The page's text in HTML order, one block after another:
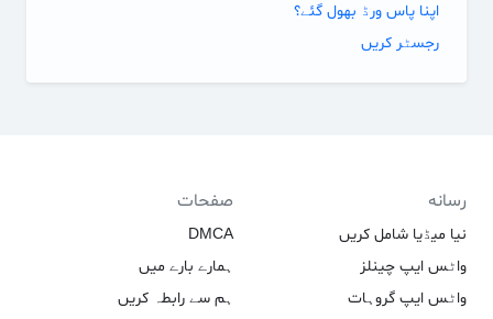
اپنا پاس ورڈ بھول گئے؟
رجسٹر کریں
رسانه
نیا میڈیا شامل کریں
واٹس ایپ چینلز
واٹس ایپ گروہات
صفحات
DMCA
ہمارے بارے میں
ہم سے رابطہ کریں